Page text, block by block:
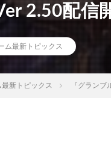
2.50配信
ム最新トピックス
新トピックス 『グラン